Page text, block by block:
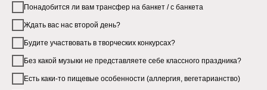
Понадобится ли вам трансфер на банкет / с банкета
Ждать вас нас второй день?
Будите участвовать в творческих конкурсах?
Без какой музыки не представляете себе классного праздника?
Есть каки-то пищевые особенности (аллергия, вегетарианство)